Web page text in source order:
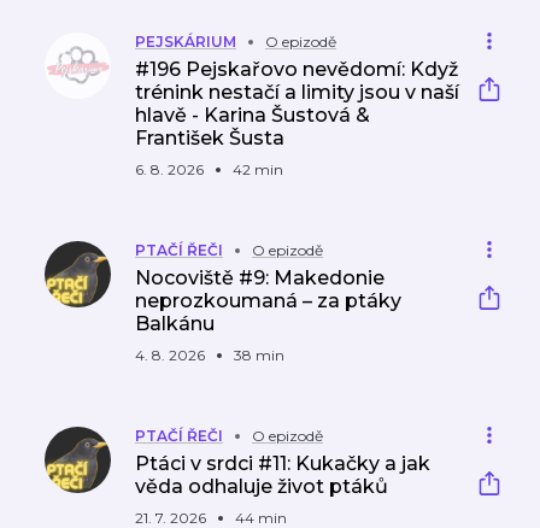
PEJSKÁRIUM O epizodě
#196 Pejskařovo nevědomí: Když
trénink nestačí a limity jsou v naší
hlavě - Karina Šustová &
František Šusta
6. 8. 2026 42 min
PTAČÍ ŘEČI O epizodě
Nocoviště #9: Makedonie
neprozkoumaná – za ptáky
Balkánu
4. 8. 2026 38 min
PTAČÍ ŘEČI O epizodě
Ptáci v srdci #11: Kukačky a jak
věda odhaluje život ptáků
21. 7. 2026 44 min